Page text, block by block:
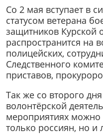
Со 2 мая вступает в
статусом ветерана
защитников Курской
распространится на
полицейских,
Следственного
приставов,
Так же со второго
волонтёрской
мероприятиях можно
только россиян, но и